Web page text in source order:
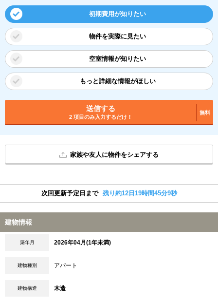
初期費用が知りたい
物件を実際に見たい
空室情報が知りたい
もっと詳細な情報がほしい
送信する
2 項目のみ入力するだけ！
無料
家族や友人に物件をシェアする
次回更新予定日まで 残り約12日19時間45分9秒
建物情報
築年月 2026年04月(1年未満)
建物種別 アパート
建物構造 木造